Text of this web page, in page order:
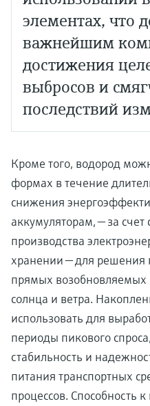
элементах, что
важнейшим
достижения
выбросов и
последствий
Кроме того, водород
формах в течение
снижения
аккумуляторам, — за
производства
хранении — для решения
прямых возобновляемых
солнца и ветра.
использовать для
периоды пикового
стабильность и
питания транспортных
процессов. Способность